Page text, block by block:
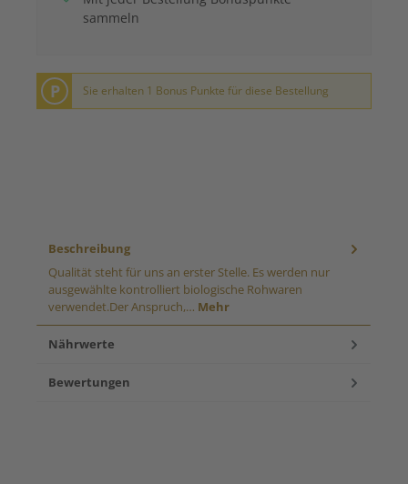
sammeln
P Sie erhalten 1 Bonus Punkte für diese Bestellung
Beschreibung
Qualität steht für uns an erster Stelle. Es werden nur
ausgewählte kontrolliert biologische Rohwaren
verwendet.Der Anspruch,… Mehr
Nährwerte
Bewertungen